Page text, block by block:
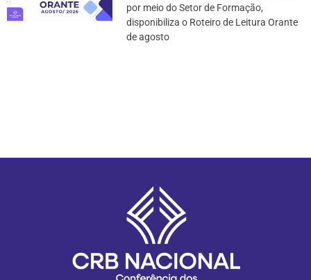
por meio do Setor de Formação,
disponibiliza o Roteiro de Leitura Orante
de agosto